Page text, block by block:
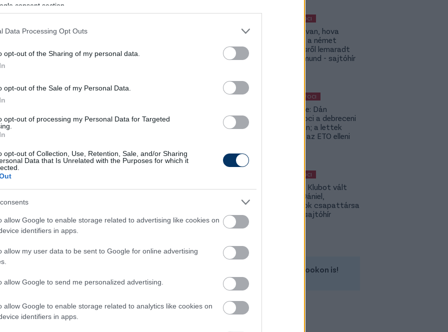
consent section.
Data Processing Opt Outs
opt-out of the Sharing of my personal data.
opt-out of the Sale of my Personal Data.
opt-out of processing my Personal Data for Targeted
opt-out of Collection, Use, Retention, Sale, and/or Sharing
Data that Is Unrelated with the Purposes for which it
allow Google to enable storage related to advertising like cookies on
identifiers in apps.
allow my user data to be sent to Google for online advertising
allow Google to send me personalized advertising.
allow Google to enable storage related to analytics like cookies on
identifiers in apps.
új védőket szeretnének szerződtetni.
mindössze 8 meccsen 435 percet
a Hoffenheim, tavasszal pedig a Freiburg
is bevethető Szalai jelenlegi
első körben kölcsönben, vételi opcióval
játékjogát - írták.
futballozott Törökországban, akkor két és
hagyta ott a Fenerbahcét, amely - a
számít. A jelenlegi szezonban
dől majd el a bajnoki cím sorsa (egy
Galata előnye).
a török sajtóhíreket nem árt
védőt a korábbi időszakában
mielőtt Hoffenheimbe igazolt volna.
Storckék elköszöntek a
szeres magyar válogatott
- hivatalos
után távozik a Sepsi OSK-tól Varga
MAGYAR FOCI
ETO: Megvan, hova
igazolhat a német
szerződésről lemaradt
Tóth Rajmund - sajtóhír
KÜLFÖLDI FOCI
Lapszemle: Dán
szambafoci a debreceni
szaunában; a lettek
kevesellik az ETO elleni
MAGYAR FOCI
Légiósok: Klubot vált
Gazdag Dániel,
világbajnok csapattársa
is lehet - sajtóhír
Kövess minket a Facebookon is!